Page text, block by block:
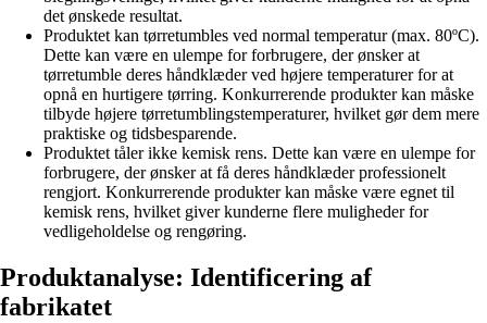
det ønskede resultat.
Produktet kan tørretumbles ved normal temperatur (max. 80ºC).
Dette kan være en ulempe for forbrugere, der ønsker at
tørretumble deres håndklæder ved højere temperaturer for at
opnå en hurtigere tørring. Konkurrerende produkter kan måske
tilbyde højere tørretumblingstemperaturer, hvilket gør dem mere
praktiske og tidsbesparende.
Produktet tåler ikke kemisk rens. Dette kan være en ulempe for
forbrugere, der ønsker at få deres håndklæder professionelt
rengjort. Konkurrerende produkter kan måske være egnet til
kemisk rens, hvilket giver kunderne flere muligheder for
vedligeholdelse og rengøring.
Produktanalyse: Identificering af
fabrikatet